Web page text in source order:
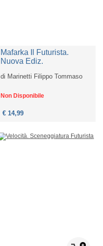
Mafarka Il Futurista.
Nuova Ediz.
di Marinetti Filippo Tommaso
Non Disponibile
€ 14,99